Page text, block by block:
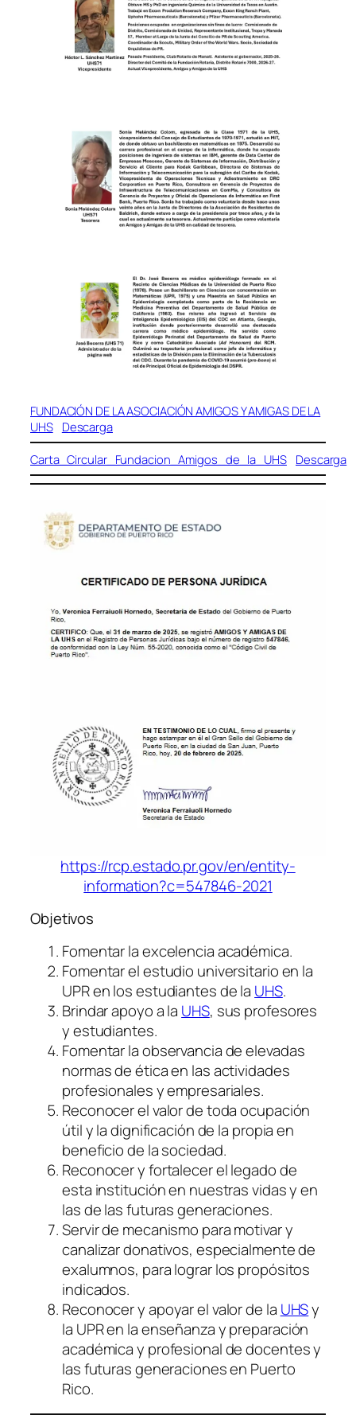
FUNDACIÓN DE LA ASOCIACIÓN AMIGOS Y AMIGAS DE LA
UHS
Descarga
Carta_Circular_Fundacion_Amigos_de_la_UHS Descarga
https://rcp.estado.pr.gov/en/entity-
information?c=547846-2021
Objetivos
Fomentar la excelencia académica.
Fomentar el estudio universitario en la
UPR en los estudiantes de la UHS.
Brindar apoyo a la UHS, sus profesores
y estudiantes.
Fomentar la observancia de elevadas
normas de ética en las actividades
profesionales y empresariales.
Reconocer el valor de toda ocupación
útil y la dignificación de la propia en
beneficio de la sociedad.
Reconocer y fortalecer el legado de
esta institución en nuestras vidas y en
las de las futuras generaciones.
Servir de mecanismo para motivar y
canalizar donativos, especialmente de
exalumnos, para lograr los propósitos
indicados.
Reconocer y apoyar el valor de la UHSy
la UPR en la enseñanza y preparación
académica y profesional de docentes y
las futuras generaciones en Puerto
Rico.